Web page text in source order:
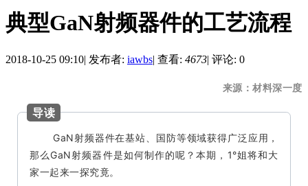
典型GaN射频器件的工艺流程
2018-10-25 09:10| 发布者: iawbs| 查看: 4673| 评论: 0
来源：材料深一度
导读
GaN射频器件在基站、国防等领域获得广泛应用，
那么GaN射频器件是如何制作的呢？本期， 1°姐将和大
家一起来一探究竟。